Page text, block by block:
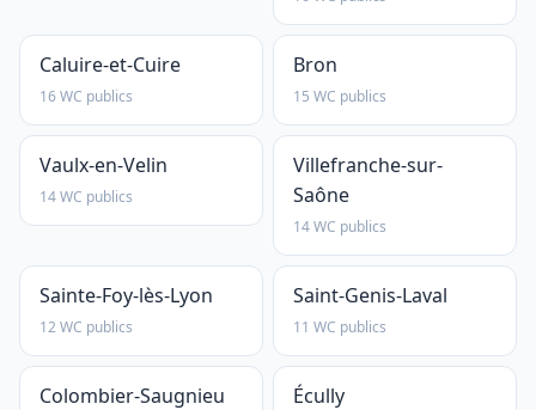
Caluire-et-Cuire
16 WC publics
Bron
15 WC publics
Vaulx-en-Velin
14 WC publics
Villefranche-sur-
Saône
14 WC publics
Sainte-Foy-lès-Lyon
12 WC publics
Saint-Genis-Laval
11 WC publics
Colombier-Saugnieu Écully